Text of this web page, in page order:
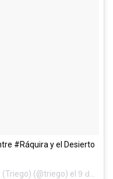
#Ráquira y el Desierto
(@triego) el 9 de May de 2016 a la(s) 2:14 PDT